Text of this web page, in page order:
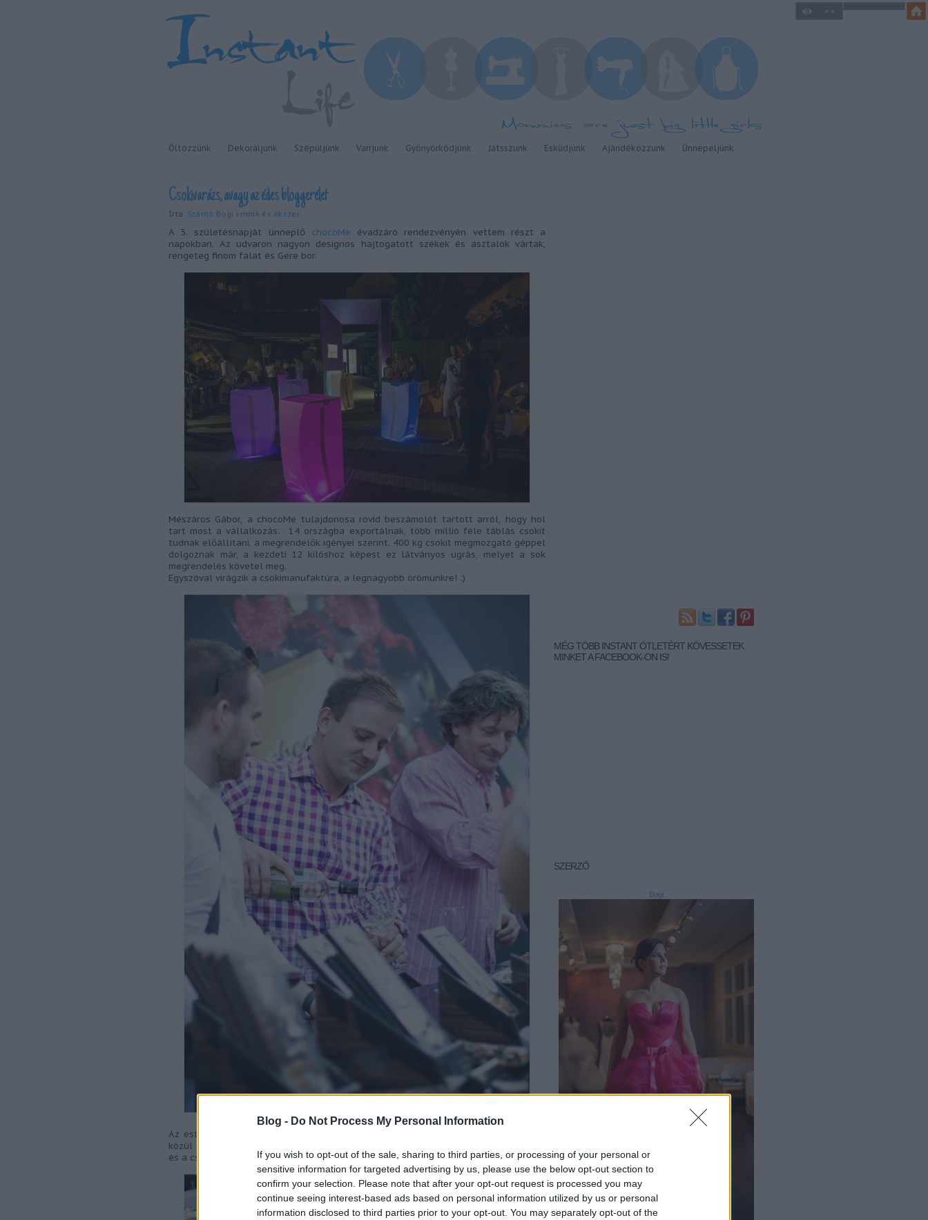
Blog - Do Not Process My Personal Information
If you wish to opt-out of the sale, sharing to third parties, or processing of your personal or
sensitive information for targeted advertising by us, please use the below opt-out section to
confirm your selection. Please note that after your opt-out request is processed you may
continue seeing interest-based ads based on personal information utilized by us or personal
information disclosed to third parties prior to your opt-out. You may separately opt-out of the
Öltözzünk Dekoráljunk Szépüljünk Varrjunk Gyönyörködjünk Játsszunk Esküdjünk Ajándékozzunk Ünnepeljünk
Csokivarázs, avagy az édes bloggerélet
Írta: Szántó Bogi smink és ékszer
A 3. születésnapját ünneplő chocoMe évadzáró rendezvényén vettem részt a
napokban. Az udvaron nagyon designos hajtogatott székek és asztalok vártak,
rengeteg finom falat és Gere bor.
Mészáros Gábor, a chocoMe tulajdonosa rövid beszámolót tartott arról, hogy hol
tart most a vállalkozás: 14 országba exportálnak, több millió féle táblás csokit
tudnak előállítani, a megrendelők igényei szerint. 400 kg csokit megmozgató géppel
dolgoznak már, a kezdeti 12 kilóshoz képest ez látványos ugrás, melyet a sok
megrendelés követel meg.
Egyszóval virágzik a csokimanufaktúra, a legnagyobb örömünkre! :)
Az est folyamán rengeteg vendégváró falat, jobbnál jobb borok és sokféle csoki
közül válogathattunk. Bevallom, a falatok közül szinte mindent, a borokból sokat
és a csokikból pedig az összeset, többször is leteszteltem.
MÉG TÖBB INSTANT ÖTLETÉRT KÖVESSETEK
MINKET A FACEBOOK-ON IS!
SZERZŐ
Bogi